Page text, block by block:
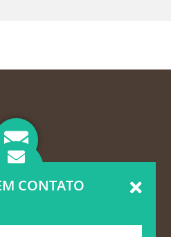
CONTATO